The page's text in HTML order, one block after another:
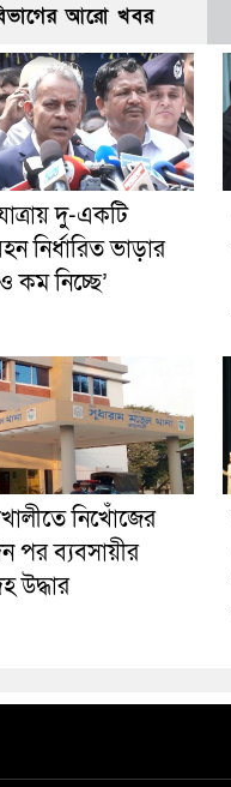
আরো খবর
দু-একটি
নির্ধারিত ভাড়ার
কম নিচ্ছে’
নিখোঁজের
পর ব্যবসায়ীর
উদ্ধার